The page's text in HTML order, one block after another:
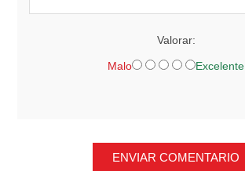
Valorar:
Malo Excelente
ENVIAR COMENTARIO